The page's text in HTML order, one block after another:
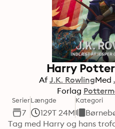
Harry
Af J.K. RowlingMed
Forlag
Serier
7
Længde
129T 24M
Kategori
Tag med Harry og hans